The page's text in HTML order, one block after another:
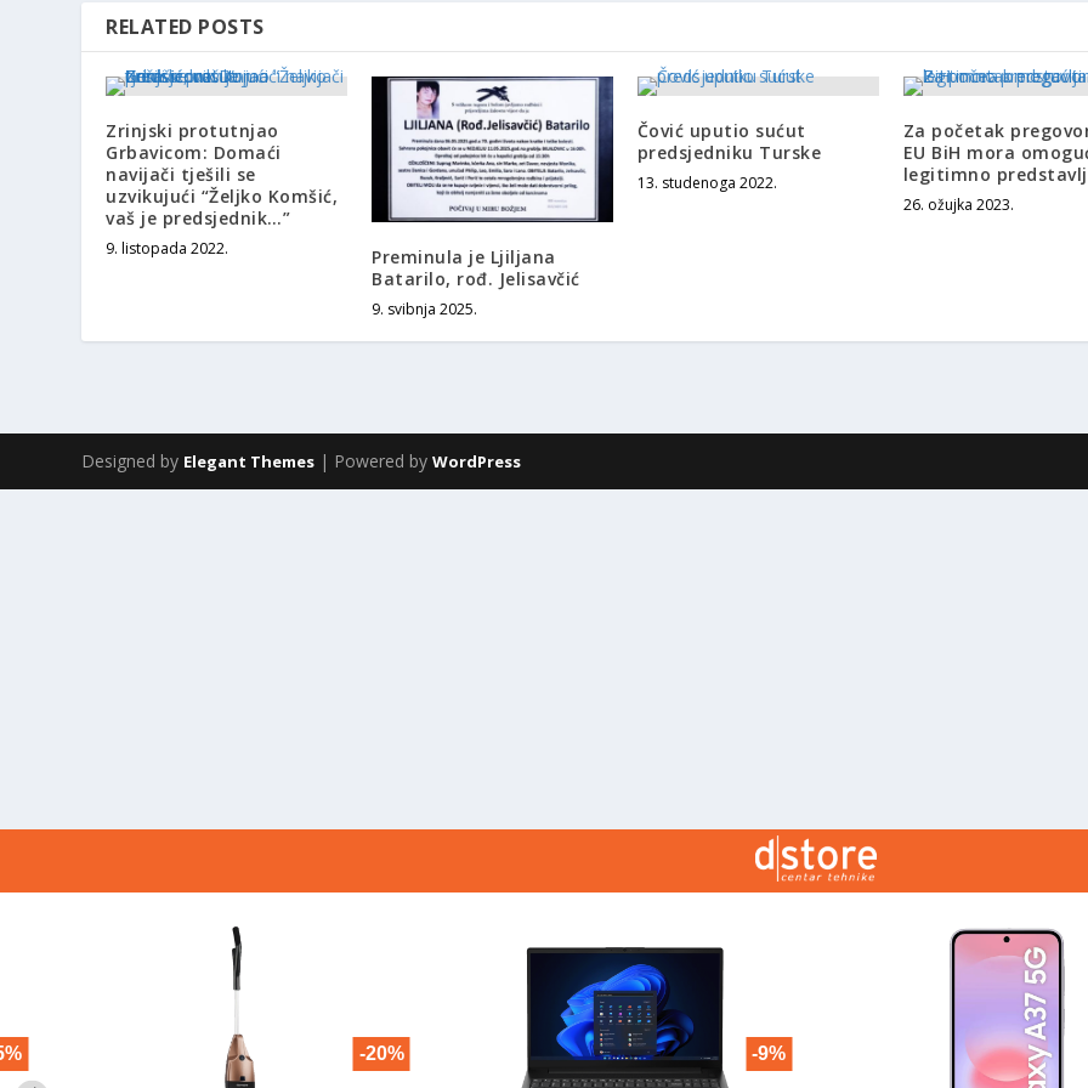
RELATED POSTS
Zrinjski protutnjao
Grbavicom: Domaći
navijači tješili se
uzvikujući “Željko Komšić,
vaš je predsjednik…”
9. listopada 2022.
Preminula je Ljiljana
Batarilo, rođ. Jelisavčić
9. svibnja 2025.
Čović uputio sućut
predsjedniku Turske
13. studenoga 2022.
Za početak
EU BiH mora
legitimno
26. ožujka 2023.
Designed by Elegant Themes | Powered byWordPress